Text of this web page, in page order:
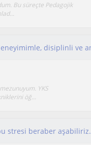
Bu süreçte Pedagojik
YKS
öğ...
stresi beraber aşabiliriz.